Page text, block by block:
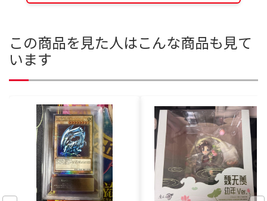
この商品を見た人はこんな商品も見て
います